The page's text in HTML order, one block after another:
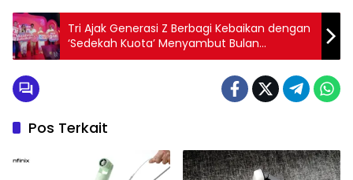
Tri Ajak Generasi Z Berbagi Kebaikan dengan
‘Sedekah Kuota’ Menyambut Bulan
Ramadhan
Pos Terkait